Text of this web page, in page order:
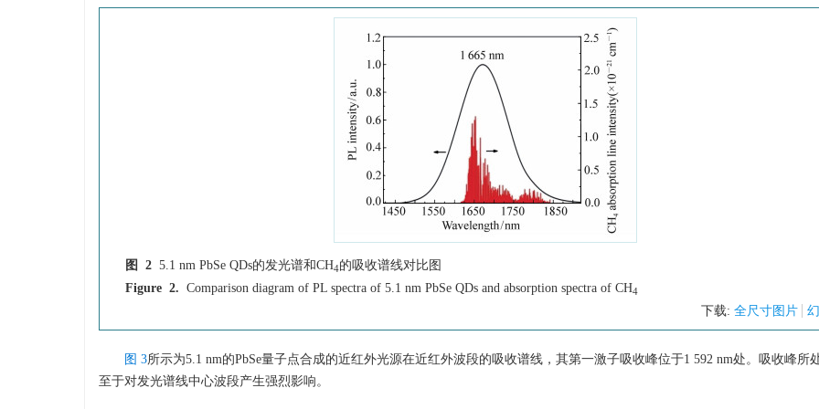
图 2 5.1 nm PbSe QDs的发光谱和CH4的吸收谱线对比图
Figure 2. Comparison diagram of PL spectra of 5.1 nm PbSe QDs and absorption spectra of CH4
下载: 全尺寸图片
图 3所示为5.1 nm的PbSe量子点合成的近红外光源在近红外波段的吸收谱线，其第一激子吸收峰位于1 592 nm处。吸收峰所
至于对发光谱线中心波段产生强烈影响。